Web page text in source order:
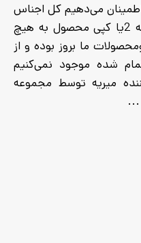
می‌دهیم کل اجناس
ما اورجینال بوده و از جنس درجه 2یا کپی محصول به هیچ
ما بروز بوده و از
شده موجود نمی‌کنیم
میریه توسط مجموعه